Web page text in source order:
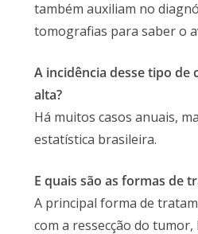
também auxiliam no
tomografias para saber o
A incidência desse tipo de
alta?
Há muitos casos anuais,
estatística brasileira.
E quais são as formas de
A principal forma de
com a ressecção do